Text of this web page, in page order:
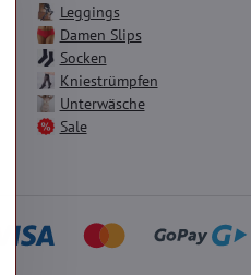
Leggings
Damen Slips
Socken
Kniestrümpfen
Unterwäsche
Sale